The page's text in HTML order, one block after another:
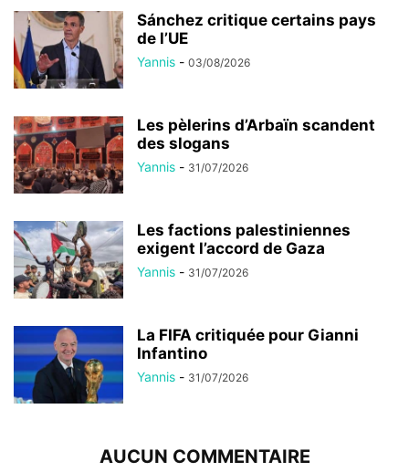
Sánchez critique certains pays
de l’UE
Yannis - 03/08/2026
Les pèlerins d’Arbaïn scandent
des slogans
Yannis - 31/07/2026
Les factions palestiniennes
exigent l’accord de Gaza
Yannis - 31/07/2026
La FIFA critiquée pour Gianni
Infantino
Yannis - 31/07/2026
AUCUN COMMENTAIRE